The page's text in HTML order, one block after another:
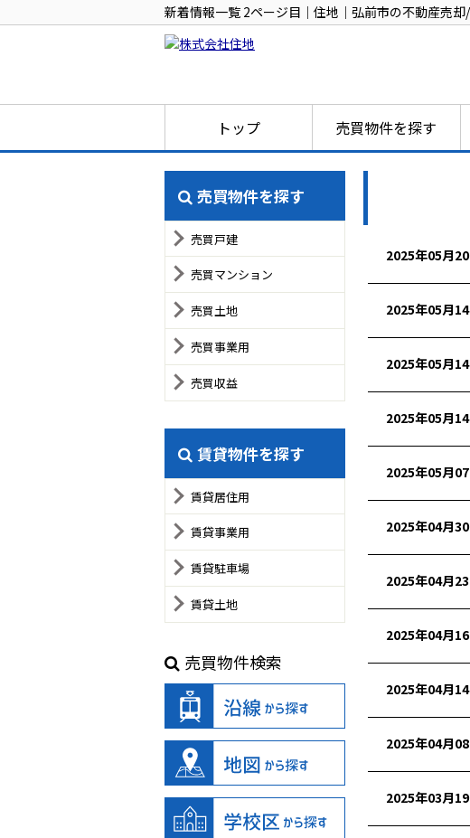
新着情報一覧 2ページ目｜住地｜弘前市の不動産売
トップ 売買物件を探す
売買物件を探す
売買戸建
売買マンション
売買土地
売買事業用
売買収益
賃貸物件を探す
賃貸居住用
賃貸事業用
賃貸駐車場
賃貸土地
売買物件検索
2025年05月
2025年05月
2025年05月
2025年05月
2025年05月
2025年04月
2025年04月
2025年04月
2025年04月
2025年04月
2025年03月